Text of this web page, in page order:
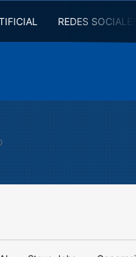
REDES